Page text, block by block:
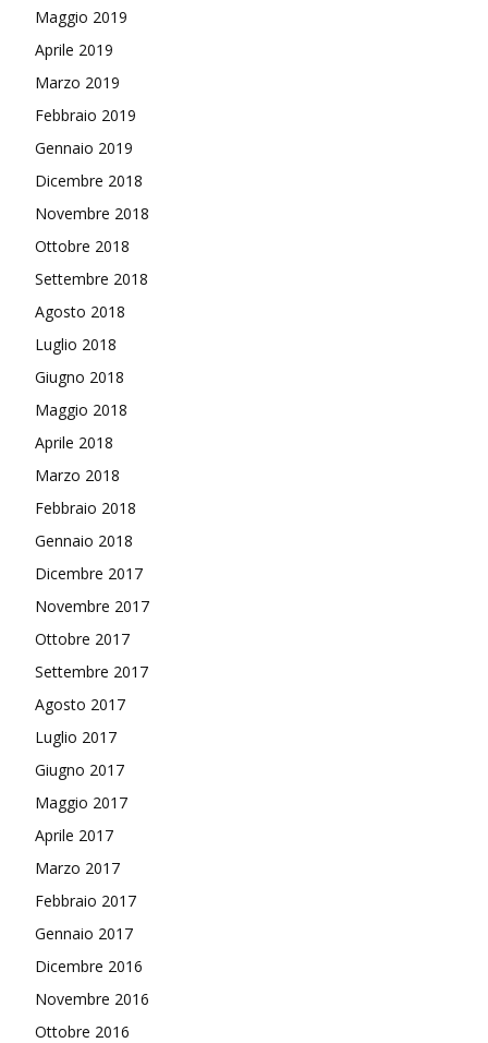
Maggio 2019
Aprile 2019
Marzo 2019
Febbraio 2019
Gennaio 2019
Dicembre 2018
Novembre 2018
Ottobre 2018
Settembre 2018
Agosto 2018
Luglio 2018
Giugno 2018
Maggio 2018
Aprile 2018
Marzo 2018
Febbraio 2018
Gennaio 2018
Dicembre 2017
Novembre 2017
Ottobre 2017
Settembre 2017
Agosto 2017
Luglio 2017
Giugno 2017
Maggio 2017
Aprile 2017
Marzo 2017
Febbraio 2017
Gennaio 2017
Dicembre 2016
Novembre 2016
Ottobre 2016